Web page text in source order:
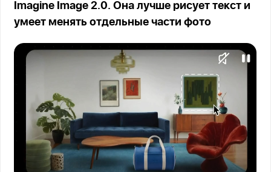
Imagine Image 2.0. Она лучше рисует текст и
умеет менять отдельные части фото